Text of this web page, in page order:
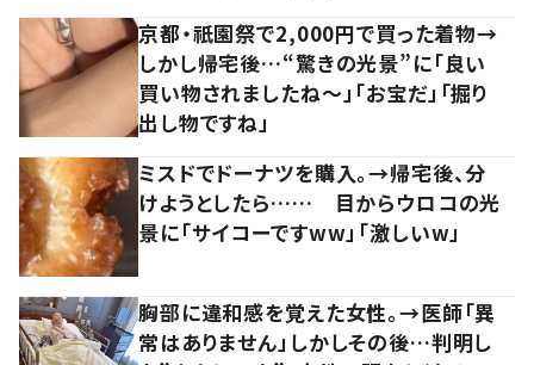
京都・祇園祭で2,000円で買った着物→
しかし帰宅後…“驚きの光景”に「良い
買い物されましたね～」「お宝だ」「掘り
出し物ですね」
ミスドでドーナツを購入。→帰宅後、分
けようとしたら…… 目からウロコの光
景に「サイコーですww」「激しいw」
胸部に違和感を覚えた女性。→医師「異
常はありません」しかしその後…判明し